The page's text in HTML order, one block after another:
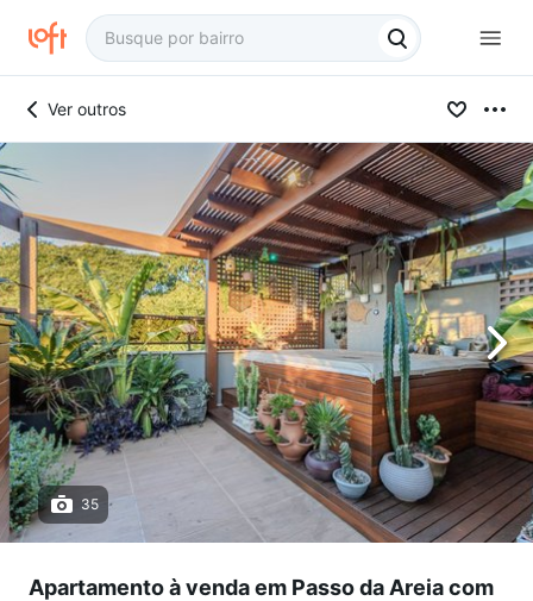
Ver outros
35
Apartamento à venda em Passo da Areia com